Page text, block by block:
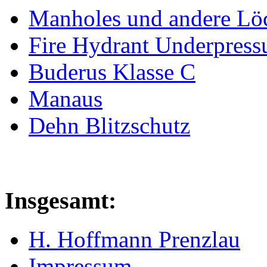
Manholes und andere
Fire Hydrant
Buderus Klasse C
Manaus
Dehn Blitzschutz
Insgesamt:
H. Hoffmann Prenzlau